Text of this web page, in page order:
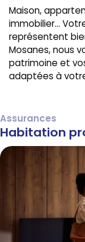
Maison,
immobilier…
représentent
Mosanes, nous
patrimoine et
adaptées à
Assurances
Habitation